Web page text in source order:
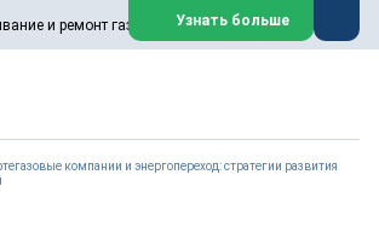
и ремонт газовых паровых турбин
сервисом газовых и паровых
ремонтом, восстановлением,
оборудования ТЭС,
нефтехимических,
других предприятиях.
Турбо», ИНН 7802588950
Узнать больше
компании и энергопереход: стратегии развития